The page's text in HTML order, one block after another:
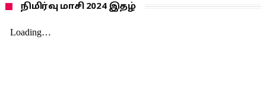
நிமிர்வு மாசி 2024 இதழ்